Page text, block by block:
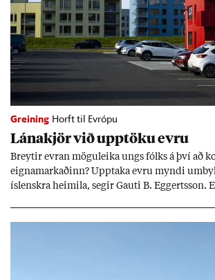
Greining Horft til Evrópu
Lána­kjör við upp­töku evru
Breyt­ir evr­an mögu­leika ungs fólks á því að
eigna­mark­að­inn? Upp­taka evru myndi
ís­lenskra heim­ila, seg­ir Gauti B. Eggerts­son.